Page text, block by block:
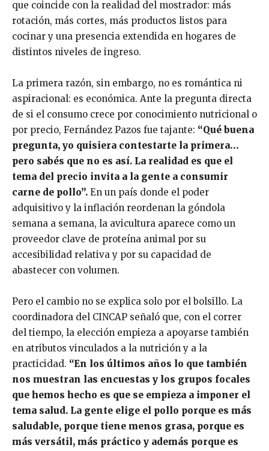
que coincide con la realidad del mostrador: más
rotación, más cortes, más productos listos para
cocinar y una presencia extendida en hogares de
distintos niveles de ingreso.
La primera razón, sin embargo, no es romántica ni
aspiracional: es económica. Ante la pregunta directa
de si el consumo crece por conocimiento nutricional o
por precio, Fernández Pazos fue tajante: “Qué buena
pregunta, yo quisiera contestarte la primera…
pero sabés que no es así. La realidad es que el
tema del precio invita a la gente a consumir
carne de pollo”. En un país donde el poder
adquisitivo y la inflación reordenan la góndola
semana a semana, la avicultura aparece como un
proveedor clave de proteína animal por su
accesibilidad relativa y por su capacidad de
abastecer con volumen.
Pero el cambio no se explica solo por el bolsillo. La
coordinadora del CINCAP señaló que, con el correr
del tiempo, la elección empieza a apoyarse también
en atributos vinculados a la nutrición y a la
practicidad. “En los últimos años lo que también
nos muestran las encuestas y los grupos focales
que hemos hecho es que se empieza a imponer el
tema salud. La gente elige el pollo porque es más
saludable, porque tiene menos grasa, porque es
más versátil, más práctico y además porque es